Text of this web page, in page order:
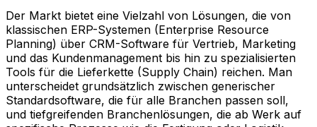
Der Markt bietet eine Vielzahl von Lösungen, die von
klassischen ERP-Systemen (Enterprise Resource
Planning) über CRM-Software für Vertrieb, Marketing
und das Kundenmanagement bis hin zu spezialisierten
Tools für die Lieferkette (Supply Chain) reichen. Man
unterscheidet grundsätzlich zwischen generischer
Standardsoftware, die für alle Branchen passen soll,
und tiefgreifenden Branchenlösungen, die ab Werk auf